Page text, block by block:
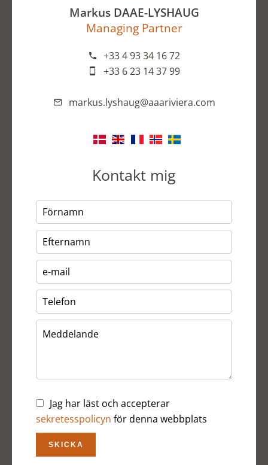
Markus DAAE-LYSHAUG
Managing Partner
+33 4 93 34 16 72
+33 6 23 14 37 99
markus.lyshaug@aaariviera.com
Kontakt mig
Jag har läst och accepterar
sekretesspolicyn för denna webbplats
SKICKA